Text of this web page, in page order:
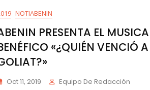
NOTIABENIN
PRESENTA EL
«¿QUIÉN VENCIÓ A
Oct 11, 2019 Equipo De Redacción